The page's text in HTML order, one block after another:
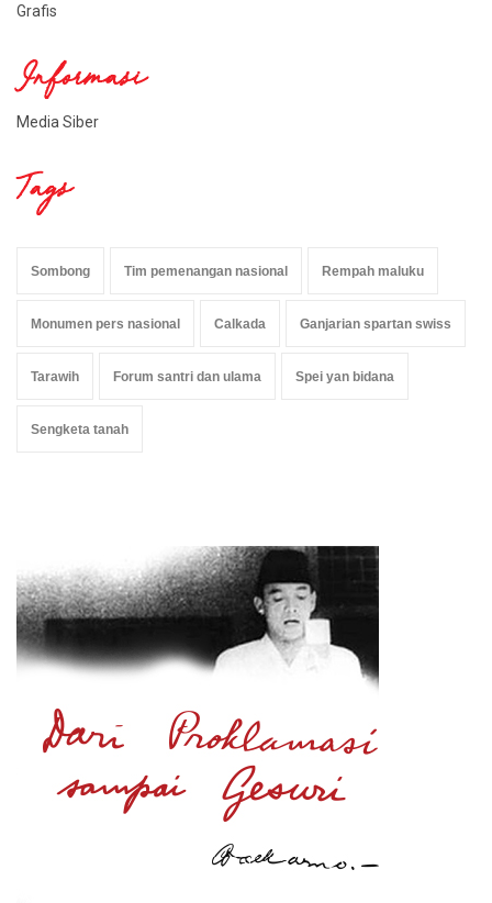
Grafis
Informasi
Media Siber
Tags
Sombong Tim pemenangan nasional Rempah maluku
Monumen pers nasional Calkada Ganjarian spartan swiss
Tarawih Forum santri dan ulama Spei yan bidana
Sengketa tanah